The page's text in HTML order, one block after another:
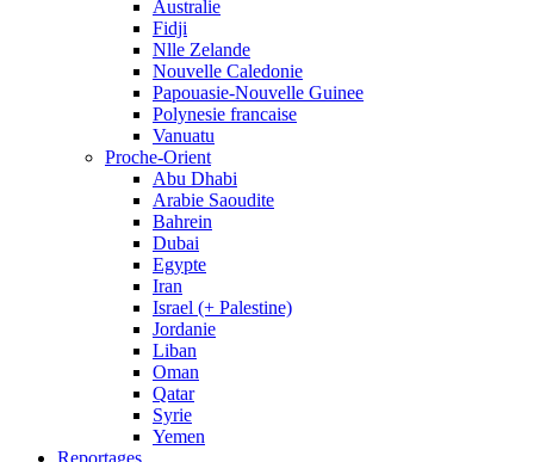
Australie
Fidji
Nlle Zelande
Nouvelle Caledonie
Papouasie-Nouvelle Guinee
Polynesie francaise
Vanuatu
Proche-Orient
Abu Dhabi
Arabie Saoudite
Bahrein
Dubai
Egypte
Iran
Israel (+ Palestine)
Jordanie
Liban
Oman
Qatar
Syrie
Yemen
Reportages